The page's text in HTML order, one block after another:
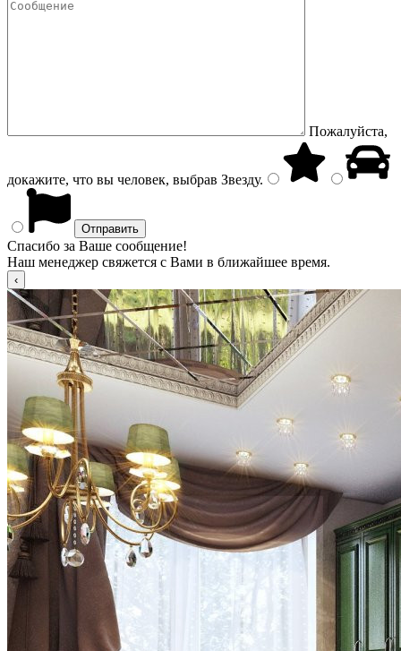
Пожалуйста,
докажите, что вы человек, выбрав Звезду.
Спасибо за Ваше сообщение!
Наш менеджер свяжется с Вами в ближайшее время.